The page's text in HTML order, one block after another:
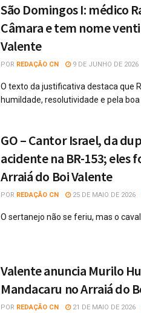
São Domingos I: médico
Câmara e tem nome
Valente
POR REDAÇÃO CN 9 DE JUNHO DE 2026
O texto da justificativa destaca que
humildade, resolutividade e pela boa
GO – Cantor Israel, da
acidente na BR-153; eles
Arraiá do Boi Valente
POR REDAÇÃO CN 25 DE MAIO DE 2026
O sertanejo não se feriu, mas o
Valente anuncia Murilo
Mandacaru no Arraiá do
POR REDAÇÃO CN 21 DE MAIO DE 2026